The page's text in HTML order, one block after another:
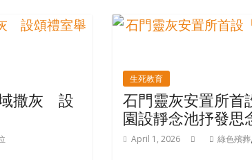
域撒灰 設
生死教育
石門靈灰安置所
園設靜念池抒發思
April 1, 2026 綠色殯葬